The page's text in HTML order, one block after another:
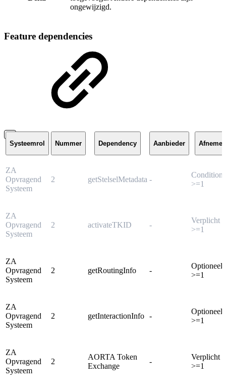
ongewijzigd.
Feature dependencies
Systeemrol Nummer Dependency Aanbieder Afnemer
ZA
Opvragend
Systeem
2 getStelselMetadata -
>=1
ZA
Opvragend
Systeem
2 activateTKID -
Verplicht
>=1
ZA
Opvragend
Systeem
2 getRoutingInfo -
Optioneel
>=1
ZA
Opvragend
Systeem
2 getInteractionInfo -
Optioneel
>=1
ZA
Opvragend
Systeem
2
AORTA Token
Exchange
-
Verplicht
>=1